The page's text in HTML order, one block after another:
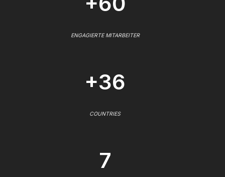
ENGAGIERTE MITARBEITER
+36
COUNTRIES
7